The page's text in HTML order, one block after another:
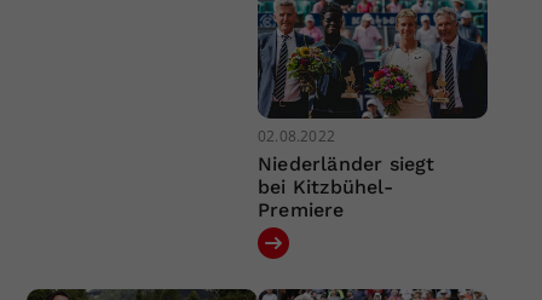
02.08.2022
Niederländer siegt
bei Kitzbühel-
Premiere